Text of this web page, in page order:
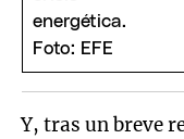
Y, tras un breve